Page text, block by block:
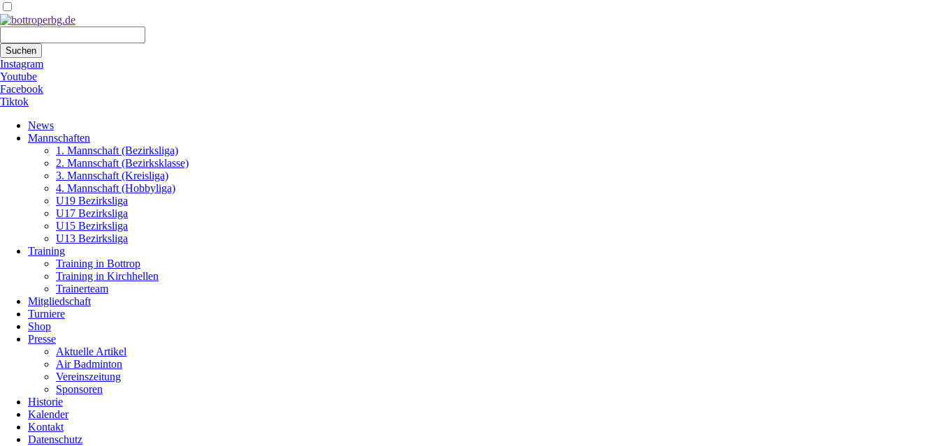
Suchen
Instagram
Youtube
Facebook
Tiktok
überspringen
News
Mannschaften
1. Mannschaft (Bezirksliga)
2. Mannschaft (Bezirksklasse)
3. Mannschaft (Kreisliga)
4. Mannschaft (Hobbyliga)
U19 Bezirksliga
U17 Bezirksliga
U15 Bezirksliga
U13 Bezirksliga
Training
Training in Bottrop
Training in Kirchhellen
Trainerteam
Mitgliedschaft
Turniere
Shop
Presse
Aktuelle Artikel
Air Badminton
Vereinszeitung
Sponsoren
Historie
Kalender
Kontakt
Datenschutz